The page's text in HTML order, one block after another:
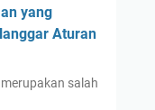
yang
Aturan
salah